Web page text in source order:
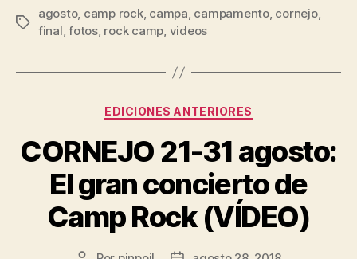
agosto, camp rock, campa, campamento, cornejo,
final,fotos, rock camp, videos
EDICIONES ANTERIORES
CORNEJO 21-31 agosto:
El gran concierto de
Camp Rock (VÍDEO)